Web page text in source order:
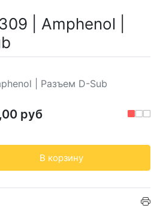
| Amphenol |
| Разъем D-Sub
руб
В корзину